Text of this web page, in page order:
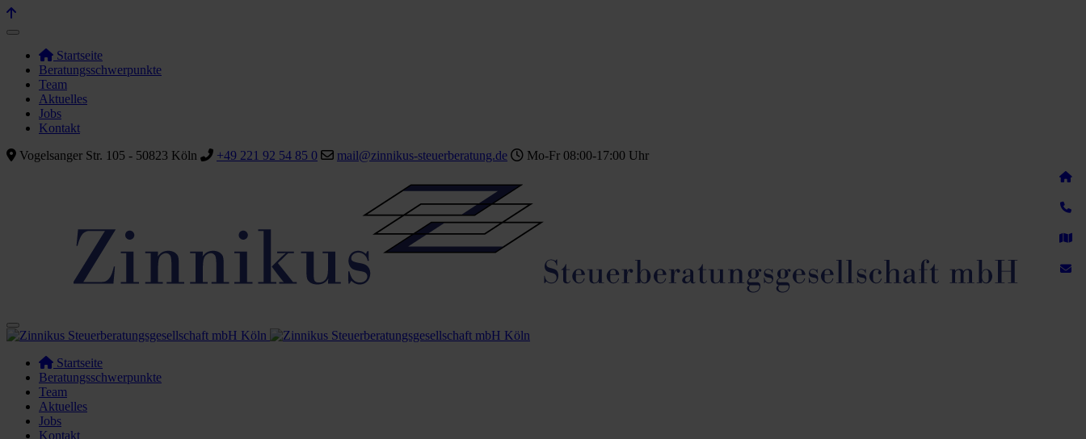
Startseite
Beratungsschwerpunkte
Team
Aktuelles
Jobs
Kontakt
Vogelsanger Str. 105 - 50823 Köln
+49 221 92 54 85 0 mail@zinnikus-steuerberatung.de Mo-Fr 08:00-17:00 Uhr
Startseite
Beratungsschwerpunkte
Team
Aktuelles
Jobs
Kontakt